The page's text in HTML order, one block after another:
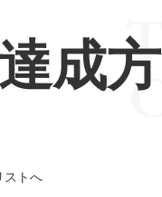
達成
ストへ